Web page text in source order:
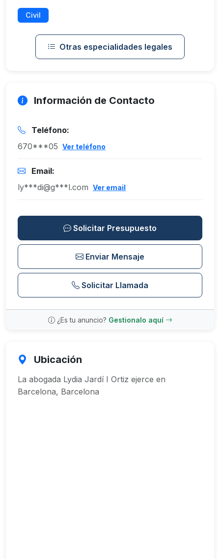
Civil
Otras especialidades legales
Información de Contacto
Teléfono:
670***05 Ver teléfono
Email:
ly***di@g***l.com Ver email
Solicitar Presupuesto
Enviar Mensaje
Solicitar Llamada
¿Es tu anuncio? Gestionalo aquí
Ubicación
La abogada Lydia Jardí I Ortiz ejerce en
Barcelona, Barcelona